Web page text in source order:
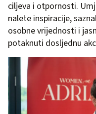
ciljeva i otpornosti.
nalete inspiracije,
osobne vrijednosti i
potaknuti dosljednu